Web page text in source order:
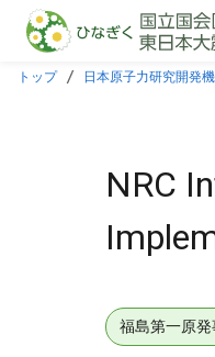
本文に飛ぶ
トップ 日本原子力研究開発
NRC
福島第一原